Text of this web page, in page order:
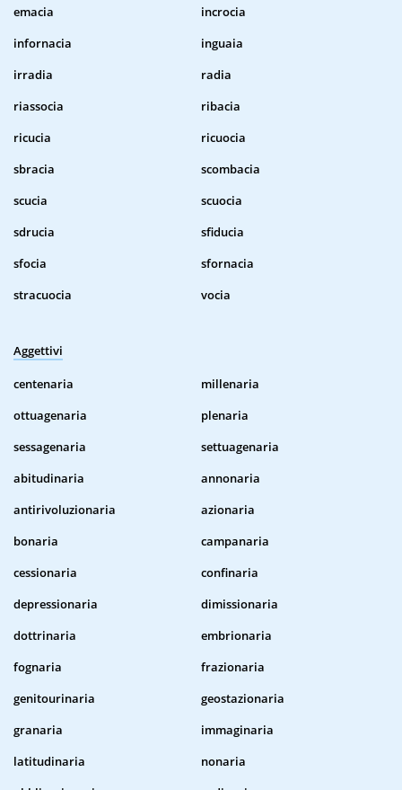
emacia
incrocia
infornacia
inguaia
irradia
radia
riassocia
ribacia
ricucia
ricuocia
sbracia
scombacia
scucia
scuocia
sdrucia
sfiducia
sfocia
sfornacia
stracuocia
vocia
Aggettivi
centenaria
millenaria
ottuagenaria
plenaria
sessagenaria
settuagenaria
abitudinaria
annonaria
antirivoluzionaria
azionaria
bonaria
campanaria
cessionaria
confinaria
depressionaria
dimissionaria
dottrinaria
embrionaria
fognaria
frazionaria
genitourinaria
geostazionaria
granaria
immaginaria
latitudinaria
nonaria